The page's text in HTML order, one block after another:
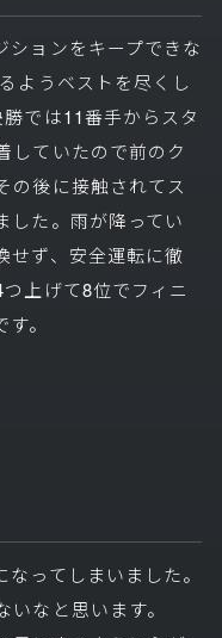
ションをキープできな
ようベストを尽くし
では11番手からスタ
していたので前のク
の後に接触されてス
した。雨が降ってい
せず、安全運転に徹
上げて8位でフィニ
。
ってしまいました。
なと思います。